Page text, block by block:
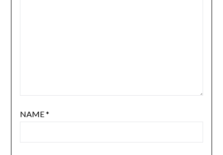
NAME*